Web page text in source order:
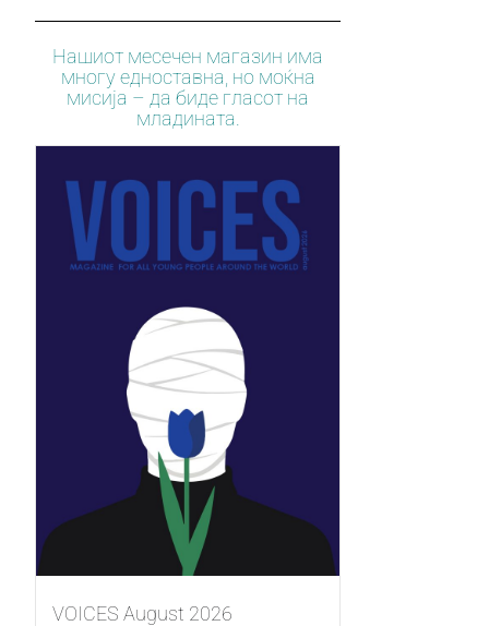
Нашиот месечен магазин има
многу едноставна, но моќна
мисија – да биде гласот на
младината.
VOICES August 2026